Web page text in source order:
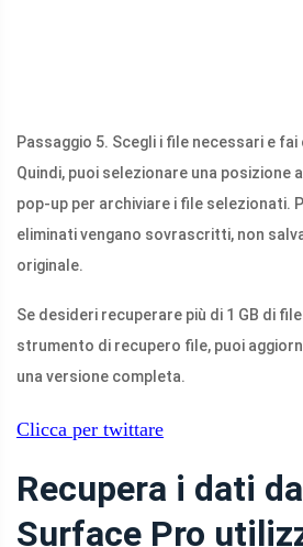
Passaggio 5. Scegli i file necessari e fai
Quindi, puoi selezionare una
pop-up per archiviare i file selezionati.
eliminati vengano sovrascritti, non
originale.
Se desideri recuperare più di 1 GB di
strumento di recupero file, puoi
una versione completa.
Clicca per twittare
Recupera i dati
Surface Pro